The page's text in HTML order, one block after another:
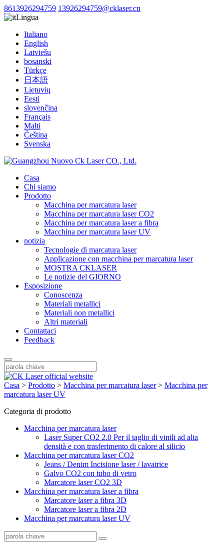
8613926294759 13926294759@cklaser.cn
Lingua
Italiano
English
Latviešu
bosanski
Türkçe
日本語
Lietuvių
Eesti
slovenčina
Français
Malti
Čeština
Svenska
Casa
Chi siamo
Prodotto
Macchina per marcatura laser
Macchina per marcatura laser CO2
Macchina per marcatura laser a fibra
Macchina per marcatura laser UV
notizia
Tecnologie di marcatura laser
Applicazione con macchina per marcatura laser
MOSTRA CKLASER
Le notizie del GIORNO
Esposizione
Conoscenza
Materiali metallici
Materiali non metallici
Altri materiali
Contattaci
Feedback
Casa > Prodotto > Macchina per marcatura laser> Macchina per
marcatura laser UV
Categoria di prodotto
Macchina per marcatura laser
Laser Super CO2 2.0 Per il taglio di vinili ad alta
densità e con trasferimento di calore al silicio
Macchina per marcatura laser CO2
Jeans / Denim Incisione laser / lavatrice
Galvo CO2 con tubo di vetro
Marcatore laser CO2 3D
Macchina per marcatura laser a fibra
Marcatore laser a fibra 3D
Marcatore laser a fibra 2D
Macchina per marcatura laser UV